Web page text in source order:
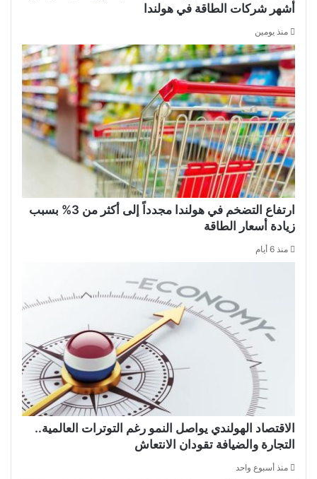
أشهر شركات الطاقة في هولندا
منذ يومين
ارتفاع التضخم في هولندا مجدداً إلى أكثر من 3% بسبب
زيادة أسعار الطاقة
منذ 6 أيام
الاقتصاد الهولندي يواصل النمو رغم التوترات العالمية..
التجارة والضيافة تقودان الانتعاش
منذ أسبوع واحد